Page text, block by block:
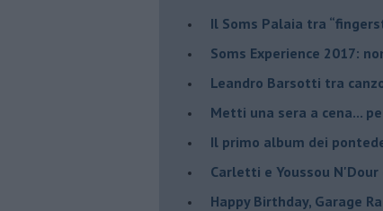
​Il Soms Palaia tra
Soms Experience 2017:
​Leandro Barsotti tra
​Metti una sera a cena...
​Il primo album dei
Carletti e Youssou
Happy Birthday, Garage